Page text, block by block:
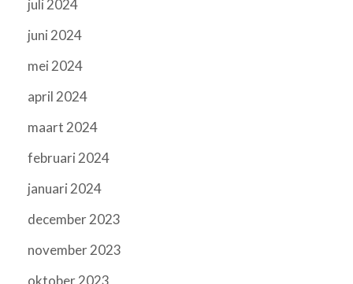
juli 2024
juni 2024
mei 2024
april 2024
maart 2024
februari 2024
januari 2024
december 2023
november 2023
oktober 2023